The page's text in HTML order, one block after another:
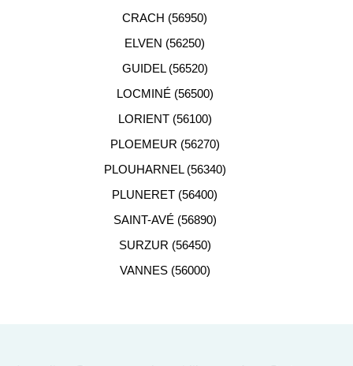
CRACH (56950)
ELVEN (56250)
GUIDEL (56520)
LOCMINÉ (56500)
LORIENT (56100)
PLOEMEUR (56270)
PLOUHARNEL (56340)
PLUNERET (56400)
SAINT-AVÉ (56890)
SURZUR (56450)
VANNES (56000)